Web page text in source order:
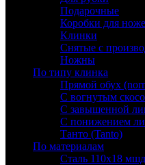
Подарочные
Коробки для
Клинки
Снятые с
Ножны
По типу клинка
Прямой обух
С вогнутым
С завышенной
С понижением
Танто (Tanto)
По материалам
Сталь 110х18 мшд